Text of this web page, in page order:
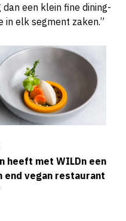
een klein fine dining-
in elk segment zaken.”
heeft met WILDn een
end vegan restaurant